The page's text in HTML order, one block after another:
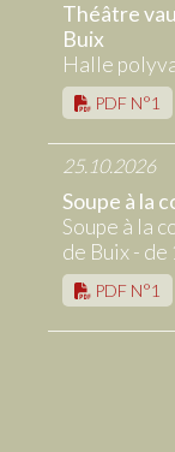
Théâtre
Buix
Halle
PDF N°1
25.10.2026
Soupe à la
Soupe à la
de Buix -
PDF N°1